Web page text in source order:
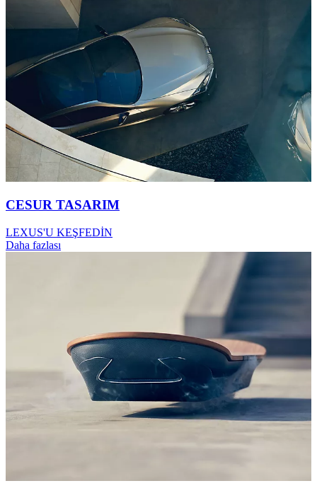
CESUR TASARIM
LEXUS'U KEŞFEDİN
Daha fazlası